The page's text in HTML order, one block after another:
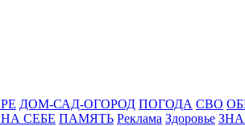
ДОМ-САД-ОГОРОД ПОГОДА СВО
СЕБЕ ПАМЯТЬ Реклама Здоровье